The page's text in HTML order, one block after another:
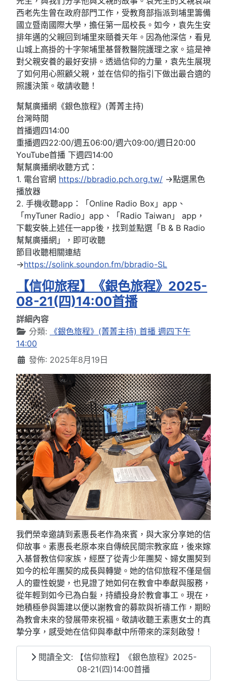
西老先生曾在政府部門工作，受教育部指派到埔里籌備
國立暨南國際大學，擔任第一屆校長。如今，袁先生安
排年邁的父親回到埔里來頤養天年。因為他深信，看見
山城上高掛的十字架埔里基督教醫院護理之家。這是神
對父親安養的最好安排。透過信仰的力量，袁先生展現
了如何用心照顧父親，並在信仰的指引下做出最合適的
照護決策。敬請收聽！
幫幫廣播網《銀色旅程》(菁菁主持)
台灣時間
首播週四14:00
重播週四22:00/週五06:00/週六09:00/週日20:00
YouTube首播 下週四14:00
幫幫廣播網收聽方式：
1. 電台官網 https://bbradio.pch.org.tw/ →點選黑色
播放器
2. 手機收聽app：「Online Radio Box」app、
「myTuner Radio」app、「Radio Taiwan」 app，
下載安裝上述任一app後，找到並點選「B & B Radio
幫幫廣播網」，即可收聽
節目收聽相關連結
→https://solink.soundon.fm/bbradio-SL
【信仰旅程】《銀色旅程》2025-
08-21(四)14:00首播
詳細內容
分類:
《銀色旅程》(菁菁主持) 首播 週四下午
14:00
發佈: 2025年8月19日
我們榮幸邀請到素惠長老作為來賓，與大家分享她的信
仰故事。素惠長老原本來自傳統民間宗教家庭，後來嫁
入基督教信仰家族，經歷了從青少年團契、婦女團契到
如今的松年團契的成長與轉變。她的信仰旅程不僅是個
人的靈性蛻變，也見證了她如何在教會中奉獻與服務，
從年輕到如今已為白髮，持續投身於教會事工。現在，
她積極參與籌建以便以謝教會的募款與祈禱工作，期盼
為教會未來的發展帶來祝福。敬請收聽王素惠女士的真
摯分享，感受她在信仰與奉獻中所帶來的深刻啟發！
閱讀全文: 【信仰旅程】《銀色旅程》2025-
08-21(四)14:00首播